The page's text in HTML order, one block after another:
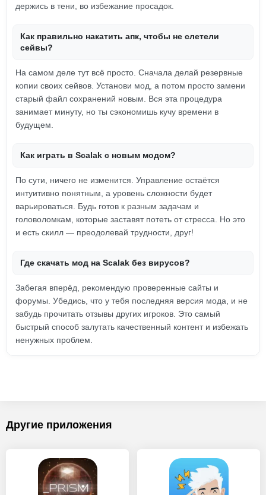
держись в тени, во избежание просадок.
Как правильно накатить апк, чтобы не слетели
сейвы?
На самом деле тут всё просто. Сначала делай резервные
копии своих сейвов. Установи мод, а потом просто замени
старый файл сохранений новым. Вся эта процедура
занимает минуту, но ты сэкономишь кучу времени в
будущем.
Как играть в Scalak с новым модом?
По сути, ничего не изменится. Управление остаётся
интуитивно понятным, а уровень сложности будет
варьироваться. Будь готов к разным задачам и
головоломкам, которые заставят потеть от стресса. Но это
и есть скилл — преодолевай трудности, друг!
Где скачать мод на Scalak без вирусов?
Забегая вперёд, рекомендую проверенные сайты и
форумы. Убедись, что у тебя последняя версия мода, и не
забудь прочитать отзывы других игроков. Это самый
быстрый способ залутать качественный контент и избежать
ненужных проблем.
Другие приложения